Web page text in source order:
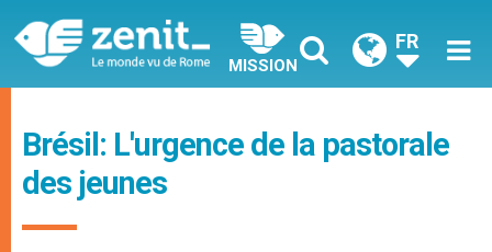
MISSION
FR
Brésil: L'urgence de la pastorale
des jeunes